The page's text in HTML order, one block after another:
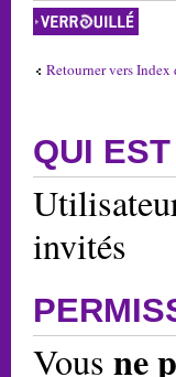
Forum verrouillé
Retourner vers Index
QUI
invités
Vous ne